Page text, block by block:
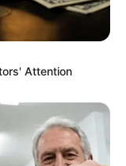
Attention